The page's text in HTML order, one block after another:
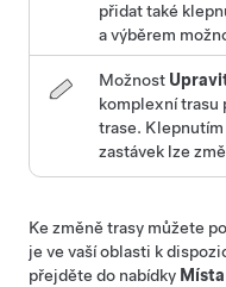
přidat také
a výběrem
Možnost
komplexní trasu
trase. Klepnutím
zastávek lze
Ke změně trasy můžete
je ve vaší oblasti k
přejděte do nabídky Místa